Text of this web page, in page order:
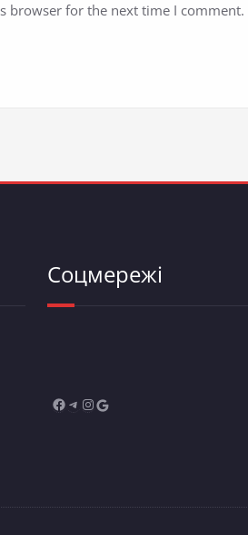
browser for the next time I comment.
Соцмережі